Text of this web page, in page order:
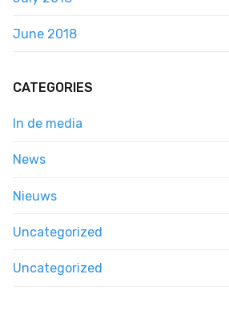
June 2018
CATEGORIES
In de media
News
Nieuws
Uncategorized
Uncategorized